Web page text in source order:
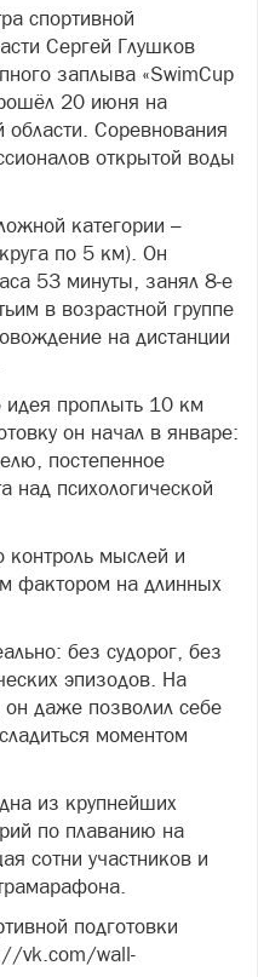
спортивной
Сергей Глушков
заплыва «SwimCup
20 июня на
Соревнования
открытой воды
категории –
по 5 км). Он
53 минуты, занял 8‑е
в возрастной группе
на дистанции
проплыть 10 км
он начал в январе:
постепенное
над психологической
мыслей и
фактором на длинных
без судорог, без
эпизодов. На
он даже позволил себе
моментом
из крупнейших
по плаванию на
сотни участников и
подготовки
vk.com/wall-